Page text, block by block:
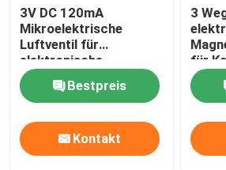
Mikroluftventil
Luftpumpe für Massagesessel
Mikrometal gear-Motor
3V DC 120mA
Mikroelektrische
Luftventil für
elektronische
Blutdruckmessgeräte
Bestpreis
Kontakt
3
für